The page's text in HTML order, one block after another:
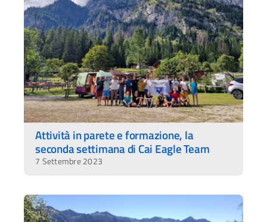
Attività in parete e formazione, la
seconda settimana di Cai Eagle Team
7 Settembre 2023